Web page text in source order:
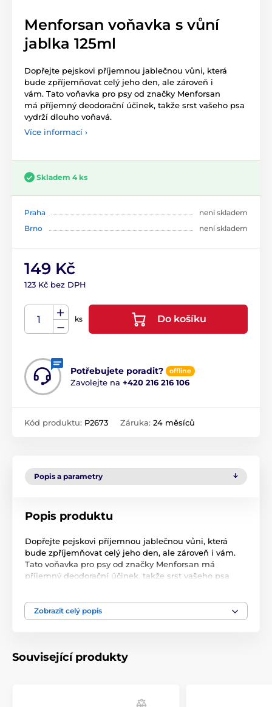
Menforsan voňavka s vůní
jablka 125ml
Dopřejte pejskovi příjemnou jablečnou vůni, která
bude zpříjemňovat celý jeho den, ale zároveň i
vám. Tato voňavka pro psy od značky Menforsan
má příjemný deodorační účinek, takže srst vašeho psa
vydrží dlouho voňavá.
Více informací ›
Skladem 4 ks
Praha
není skladem
Brno
není skladem
149 Kč
123 Kč bez DPH
ks Do košíku
Potřebujete poradit? offline
Zavolejte na +420 216 216 106
Kód produktu: P2673 Záruka: 24 měsíců
Popis a parametry
Popis produktu
Dopřejte pejskovi příjemnou jablečnou vůni, která
bude zpříjemňovat celý jeho den, ale zároveň i vám.
Tato voňavka pro psy od značky Menforsan má
příjemný deodorační účinek, takže srst vašeho psa
je neutrální pH, takže nehrozí žádné podráždění kůže
ani čichu.
či pomocí kartáče.
Voda, Propylene Glycol, Trideceth 9, Parfum,
Zobrazit celý popis
Související produkty